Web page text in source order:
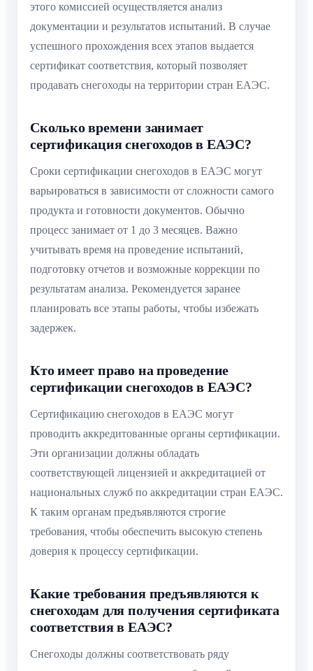
этого комиссией осуществляется анализ
документации и результатов испытаний. В случае
успешного прохождения всех этапов выдается
сертификат соответствия, который позволяет
продавать снегоходы на территории стран ЕАЭС.
Сколько времени занимает
сертификация снегоходов в ЕАЭС?
Сроки сертификации снегоходов в ЕАЭС могут
варьироваться в зависимости от сложности самого
продукта и готовности документов. Обычно
процесс занимает от 1 до 3 месяцев. Важно
учитывать время на проведение испытаний,
подготовку отчетов и возможные коррекции по
результатам анализа. Рекомендуется заранее
планировать все этапы работы, чтобы избежать
задержек.
Кто имеет право на проведение
сертификации снегоходов в ЕАЭС?
Сертификацию снегоходов в ЕАЭС могут
проводить аккредитованные органы сертификации.
Эти организации должны обладать
соответствующей лицензией и аккредитацией от
национальных служб по аккредитации стран ЕАЭС.
К таким органам предъявляются строгие
требования, чтобы обеспечить высокую степень
доверия к процессу сертификации.
Какие требования предъявляются к
снегоходам для получения сертификата
соответствия в ЕАЭС?
Снегоходы должны соответствовать ряду